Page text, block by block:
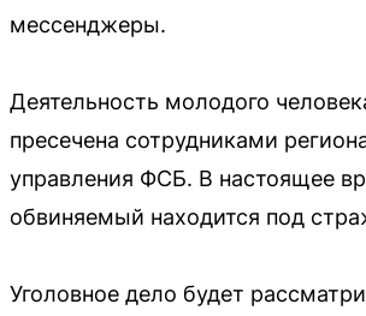
мессенджеры.
Деятельность молодого
пресечена сотрудниками
управления ФСБ. В настоящее
обвиняемый находится под
Уголовное дело будет